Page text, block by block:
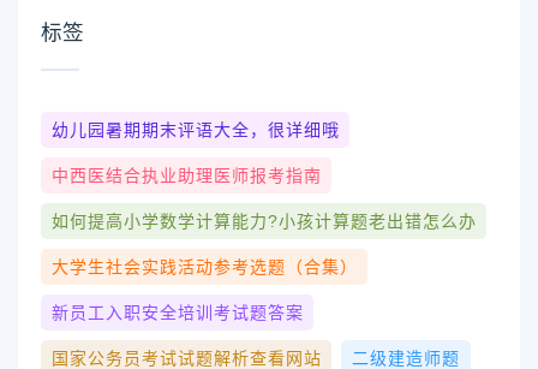
标签
幼儿园暑期期末评语大全，很详细哦
中西医结合执业助理医师报考指南
如何提高小学数学计算能力?小孩计算题老出错怎么办
大学生社会实践活动参考选题（合集）
新员工入职安全培训考试题答案
国家公务员考试试题解析查看网站 二级建造师题